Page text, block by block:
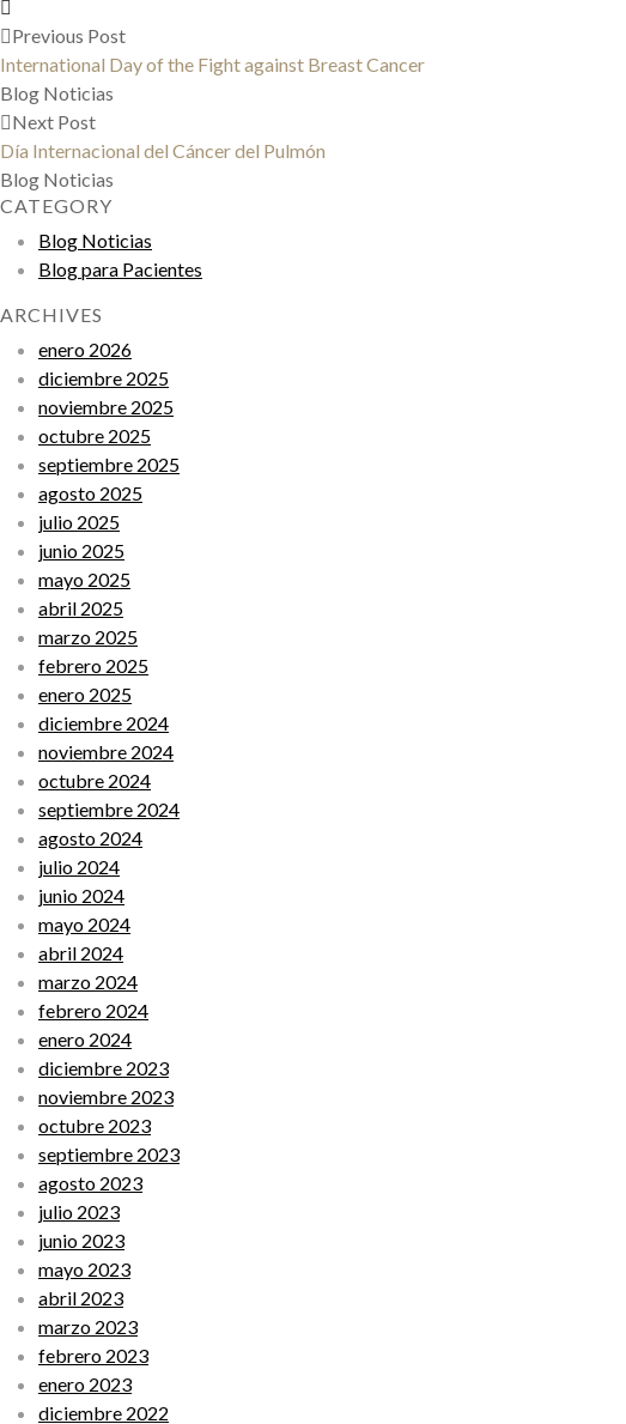
Previous Post
International Day of the Fight against Breast Cancer
Blog Noticias
Next Post
Día Internacional del Cáncer del Pulmón
Blog Noticias
CATEGORY
Blog Noticias
Blog para Pacientes
ARCHIVES
enero 2026
diciembre 2025
noviembre 2025
octubre 2025
septiembre 2025
agosto 2025
julio 2025
junio 2025
mayo 2025
abril 2025
marzo 2025
febrero 2025
enero 2025
diciembre 2024
noviembre 2024
octubre 2024
septiembre 2024
agosto 2024
julio 2024
junio 2024
mayo 2024
abril 2024
marzo 2024
febrero 2024
enero 2024
diciembre 2023
noviembre 2023
octubre 2023
septiembre 2023
agosto 2023
julio 2023
junio 2023
mayo 2023
abril 2023
marzo 2023
febrero 2023
enero 2023
diciembre 2022